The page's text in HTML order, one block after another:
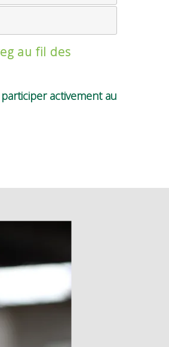
au fil des
activement au